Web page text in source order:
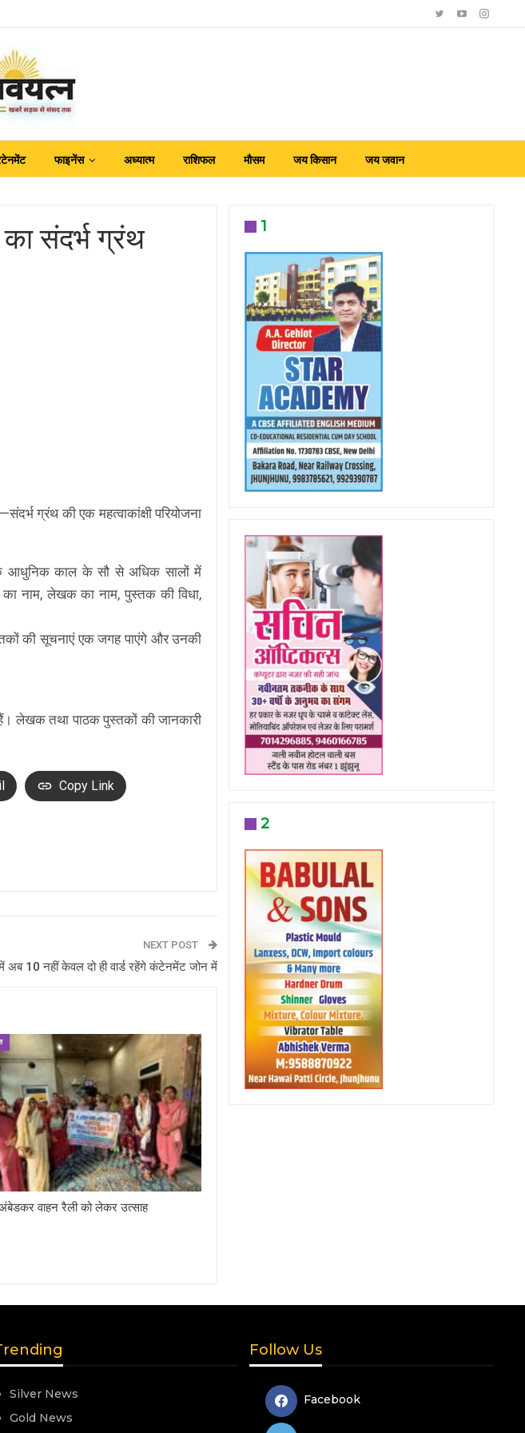
फाइनेंस अध्यात्म राशिफल मौसम जय किसान जय जवान
का संदर्भ ग्रंथ
ग्रंथ की एक महत्वाकांक्षी परियोजना
के आधुनिक काल के सौ से अधिक सालों में
का नाम, लेखक का नाम, पुस्तक की विधा,
की सूचनाएं एक जगह पाएंगे और उनकी
हैं। लेखक तथा पाठक पुस्तकों की जानकारी
Copy Link
NEXT POST
अब 10 नहीं केवल दो ही वार्ड रहेंगे कंटेनमेंट जोन में
वाहन रैली को लेकर उत्साह
1
2
Silver News
Gold News
Follow Us
Facebook